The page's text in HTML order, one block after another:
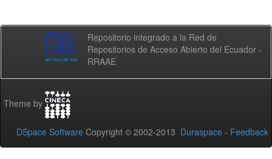
Repositorio integrado a la Red de
Repositorios de Acceso Abierto del Ecuador -
RRAAE
Theme by
DSpace Software Copyright © 2002-2013 Duraspace - Feedback